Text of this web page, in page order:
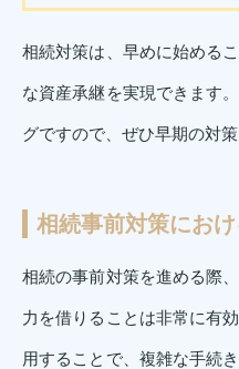
相続対策は、早めに始める
な資産承継を実現できます
グですので、ぜひ早期の対
相続事前対策にお
相続の事前対策を進める際
力を借りることは非常に有
用することで、複雑な手続